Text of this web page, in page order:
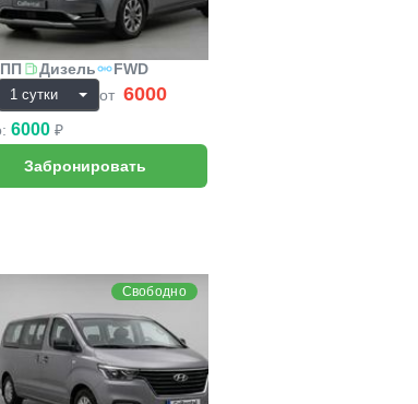
Дизель FWD
от 6000
6000 ₽
Свободно